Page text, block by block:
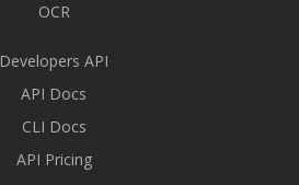
OCR
Developers API
API Docs
CLI Docs
API Pricing